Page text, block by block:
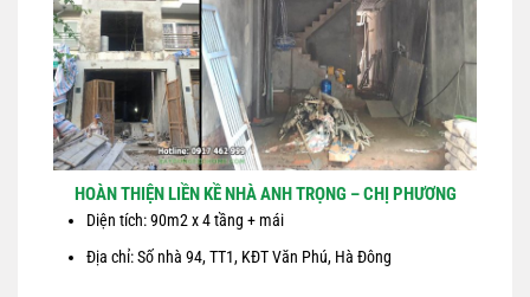
HOÀN THIỆN LIỀN KỀ NHÀ ANH TRỌNG – CHỊ PHƯƠNG
Diện tích: 90m2 x 4 tầng + mái
Địa chỉ: Số nhà 94, TT1, KĐT Văn Phú, Hà Đông